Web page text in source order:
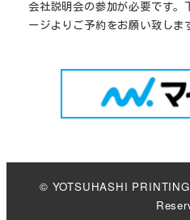
会社説明会の参加が必要です。
ージよりご予約をお願い致しま
©️ YOTSUHASHI